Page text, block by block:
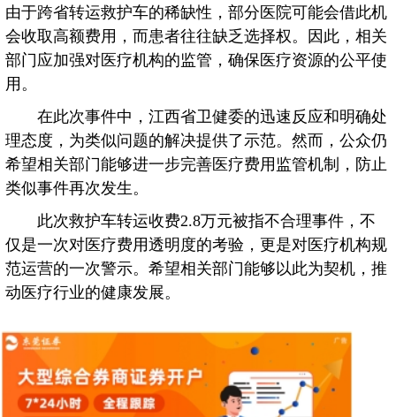
由于跨省转运救护车的稀缺性，部分医院可能会借此机
会收取高额费用，而患者往往缺乏选择权。因此，相关
部门应加强对医疗机构的监管，确保医疗资源的公平使
用。
在此次事件中，江西省卫健委的迅速反应和明确处
理态度，为类似问题的解决提供了示范。然而，公众仍
希望相关部门能够进一步完善医疗费用监管机制，防止
类似事件再次发生。
此次救护车转运收费2.8万元被指不合理事件，不
仅是一次对医疗费用透明度的考验，更是对医疗机构规
范运营的一次警示。希望相关部门能够以此为契机，推
动医疗行业的健康发展。